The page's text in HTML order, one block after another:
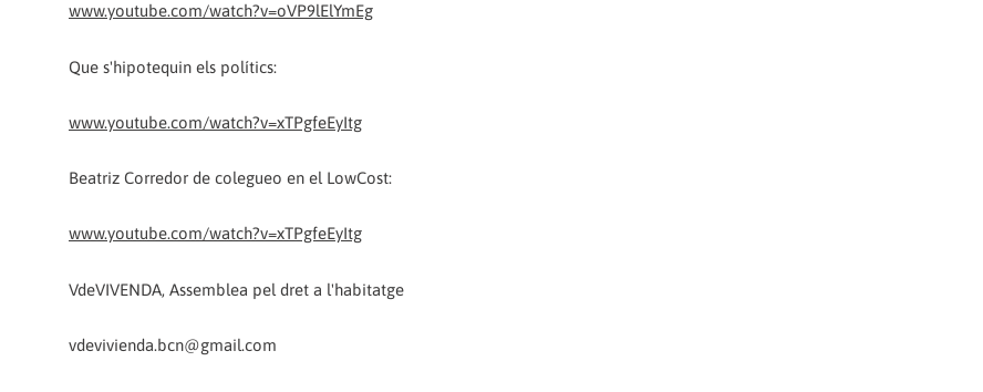
www.youtube.com/watch?v=oVP9lElYmEg
Que s'hipotequin els polítics:
www.youtube.com/watch?v=xTPgfeEyItg
Beatriz Corredor de colegueo en el LowCost:
www.youtube.com/watch?v=xTPgfeEyItg
VdeVIVENDA, Assemblea pel dret a l'habitatge
vdevivienda.bcn@gmail.com